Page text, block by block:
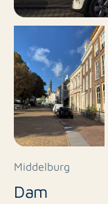
Middelburg
Dam